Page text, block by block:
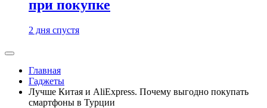
при покупке
2 дня спустя
Главная
Гаджеты
Лучше Китая и AliExpress. Почему выгодно покупать
смартфоны в Турции